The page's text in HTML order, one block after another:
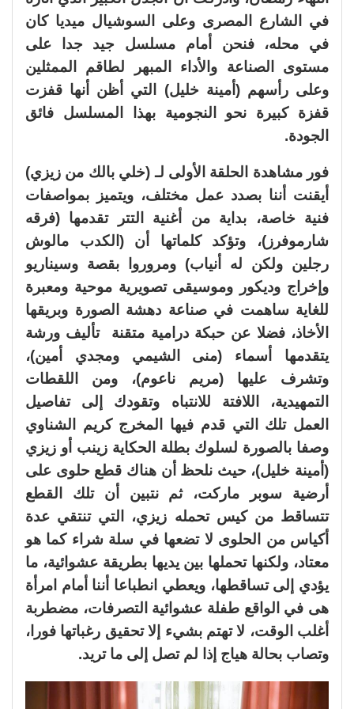
في الشارع المصرى وعلى السوشيال ميديا كان
في محله، فنحن أمام مسلسل جيد جدا على
مستوى الصناعة والأداء المبهر لطاقم الممثلين
وعلى رأسهم (أمينة خليل) التي أظن أنها قفزت
قفزة كبيرة نحو النجومية بهذا المسلسل فائق
الجودة.
فور مشاهدة الحلقة الأولى لـ (خلي بالك من زيزي)
أيقنت أننا بصدد عمل مختلف، ويتميز بمواصفات
فنية خاصة، بداية من أغنية التتر تقدمها (فرقه
شارموفرز)، وتؤكد كلماتها أن (الكدب مالوش
رجلين ولكن له أنياب) ومروروا بقصة وسيناريو
وإخراج وديكور وموسيقى تصويرية موحية ومعبرة
للغاية ساهمت في صناعة دهشة الصورة وبريقها
الأخاذ، فضلا عن حبكة درامية متقنة تأليف ورشة
يتقدمها أسماء (منى الشيمي ومجدي أمين)،
وتشرف عليها (مريم ناعوم)، ومن اللقطات
التمهيدية، اللافتة للانتباه وتقودك إلى تفاصيل
العمل تلك التي قدم فيها المخرج كريم الشناوي
وصفا بالصورة لسلوك بطلة الحكاية زينب أو زيزي
(أمينة خليل)، حيث نلحظ أن هناك قطع حلوى على
أرضية سوبر ماركت، ثم نتبين أن تلك القطع
تتساقط من كيس تحمله زيزي، التي تنتقي عدة
أكياس من الحلوى لا تضعها في سلة شراء كما هو
معتاد، ولكنها تحملها بين يديها بطريقة عشوائية، ما
يؤدي إلى تساقطها، ويعطي انطباعا أننا أمام امرأة
هى في الواقع طفلة عشوائية التصرفات، مضطربة
أغلب الوقت، لا تهتم بشيء إلا تحقيق رغباتها فورا،
وتصاب بحالة هياج إذا لم تصل إلى ما تريد.